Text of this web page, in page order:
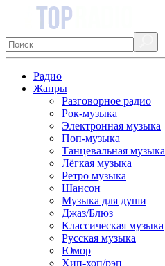
Радио
Жанры
Разговорное радио
Рок-музыка
Электронная музыка
Поп-музыка
Танцевальная музыка
Лёгкая музыка
Ретро музыка
Шансон
Музыка для души
Джаз/Блюз
Классическая музыка
Русская музыка
Юмор
Хип-хоп/рэп